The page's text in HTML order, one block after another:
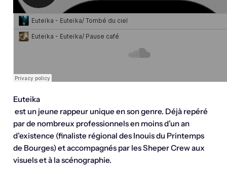
Euteika
est un jeune rappeur unique en son genre. Déjà repéré
par de nombreux professionnels en moins d’un an
d’existence (finaliste régional des Inouis du Printemps
de Bourges) et accompagnés par les Sheper Crew aux
visuels et à la scénographie.